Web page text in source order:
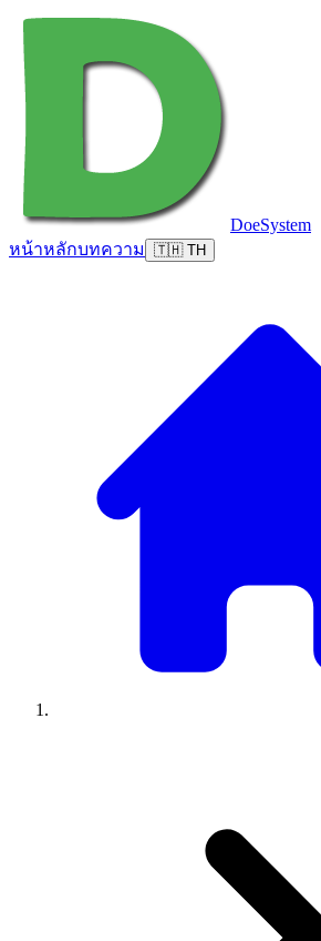
DoeSystem
หน้าหลักบทความ 🇹🇭 TH